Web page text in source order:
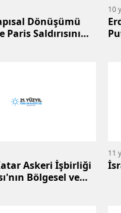
Dönüşümü
Paris Saldırısını
10
Askeri İşbirliği
Bölgesel ve
11